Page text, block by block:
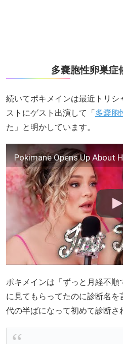
多嚢胞性卵巣症
続いてポキメインは最近トリシ
ストにゲスト出演して「多嚢胞
た」と明かしています。
ポキメインは「ずっと月経不
に見てもらってたのに診断名
代の半ばになって初めて診断さ